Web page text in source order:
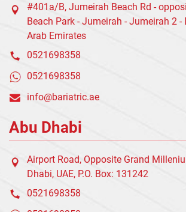
#401a/B, Jumeirah Beach Rd -
Beach Park - Jumeirah - Jumeirah 2 -
Arab Emirates
0521698358
0521698358
info@bariatric.ae
Abu Dhabi
Airport Road, Opposite Grand
Dhabi, UAE, P.O. Box: 131242
0521698358